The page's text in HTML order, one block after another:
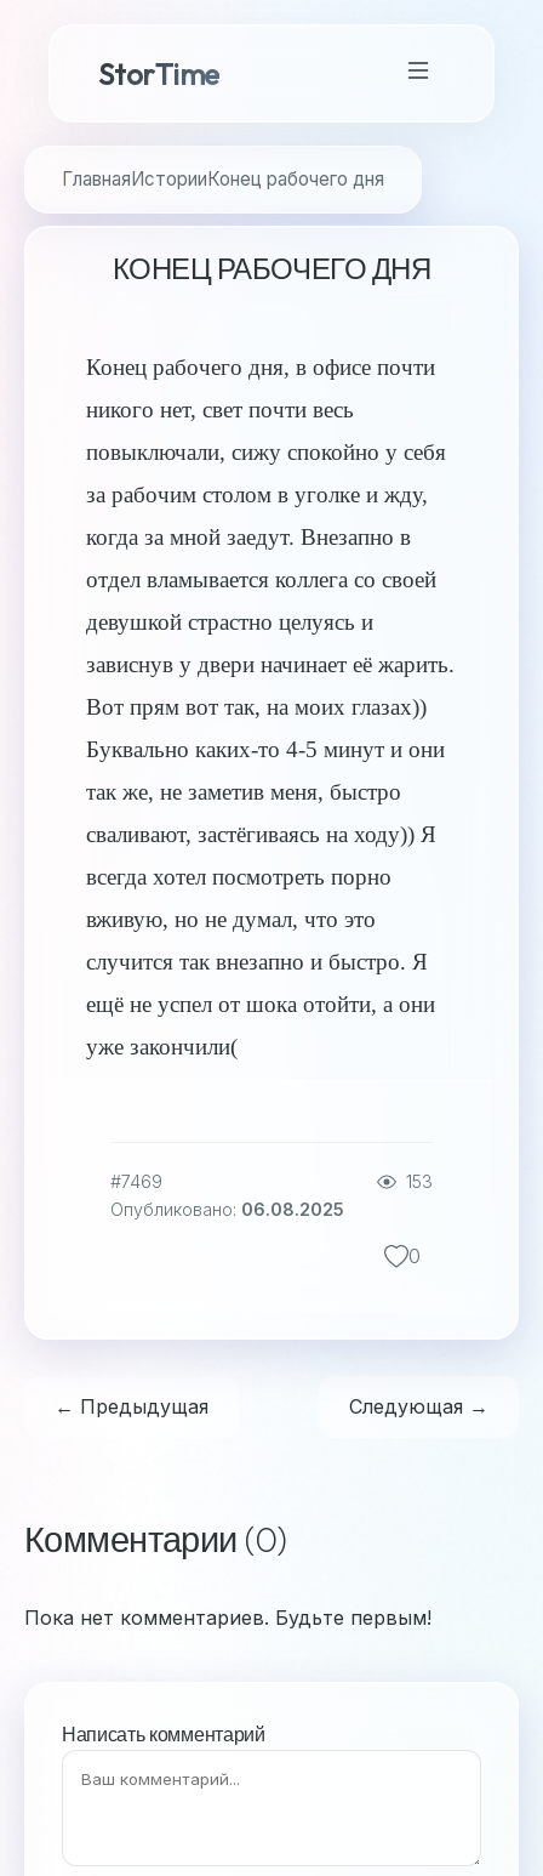
StorTime
ГлавнаяИсторииКонец рабочего дня
КОНЕЦ РАБОЧЕГО ДНЯ
Конец рабочего дня, в офисе почти
никого нет, свет почти весь
повыключали, сижу спокойно у себя
за рабочим столом в уголке и жду,
когда за мной заедут. Внезапно в
отдел вламывается коллега со своей
девушкой страстно целуясь и
зависнув у двери начинает её жарить.
Вот прям вот так, на моих глазах))
Буквально каких-то 4-5 минут и они
так же, не заметив меня, быстро
сваливают, застёгиваясь на ходу)) Я
всегда хотел посмотреть порно
вживую, но не думал, что это
случится так внезапно и быстро. Я
ещё не успел от шока отойти, а они
уже закончили(
#7469
153
Опубликовано: 06.08.2025
0
← Предыдущая Следующая →
Комментарии (0)
Пока нет комментариев. Будьте первым!
Написать комментарий